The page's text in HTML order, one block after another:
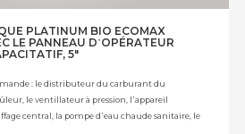
PLATINUM BIO ECOMAX
LE PANNEAU D᾿OPÉRATEUR
5"
: le distributeur du carburant du
le ventillateur à pression, l᾿appareil
central, la pompe d᾿eau chaude sanitaire, le